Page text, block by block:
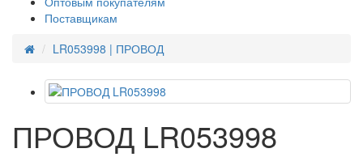
Поставщикам
LR053998 | ПРОВОД
ПРОВОД LR053998